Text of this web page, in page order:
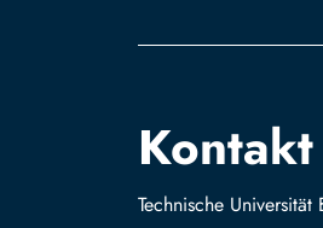
Kontakt
Technische